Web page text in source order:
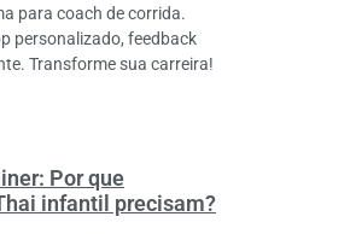
para coach de corrida.
personalizado, feedback
Transforme sua carreira!
Por que
infantil precisam?